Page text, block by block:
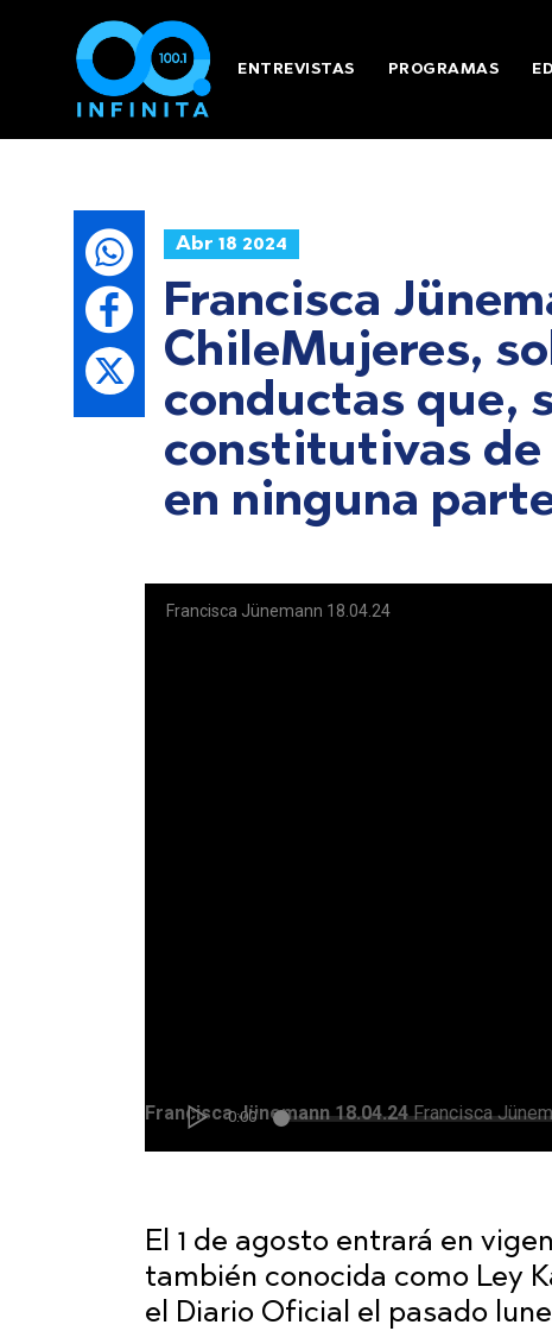
ENTREVISTAS PROGRAMAS
Abr 18 2024
Francisca
ChileMujeres,
conductas que,
constitutivas de
en ninguna
El 1 de agosto entrará en
también conocida como Ley
el Diario Oficial el pasado